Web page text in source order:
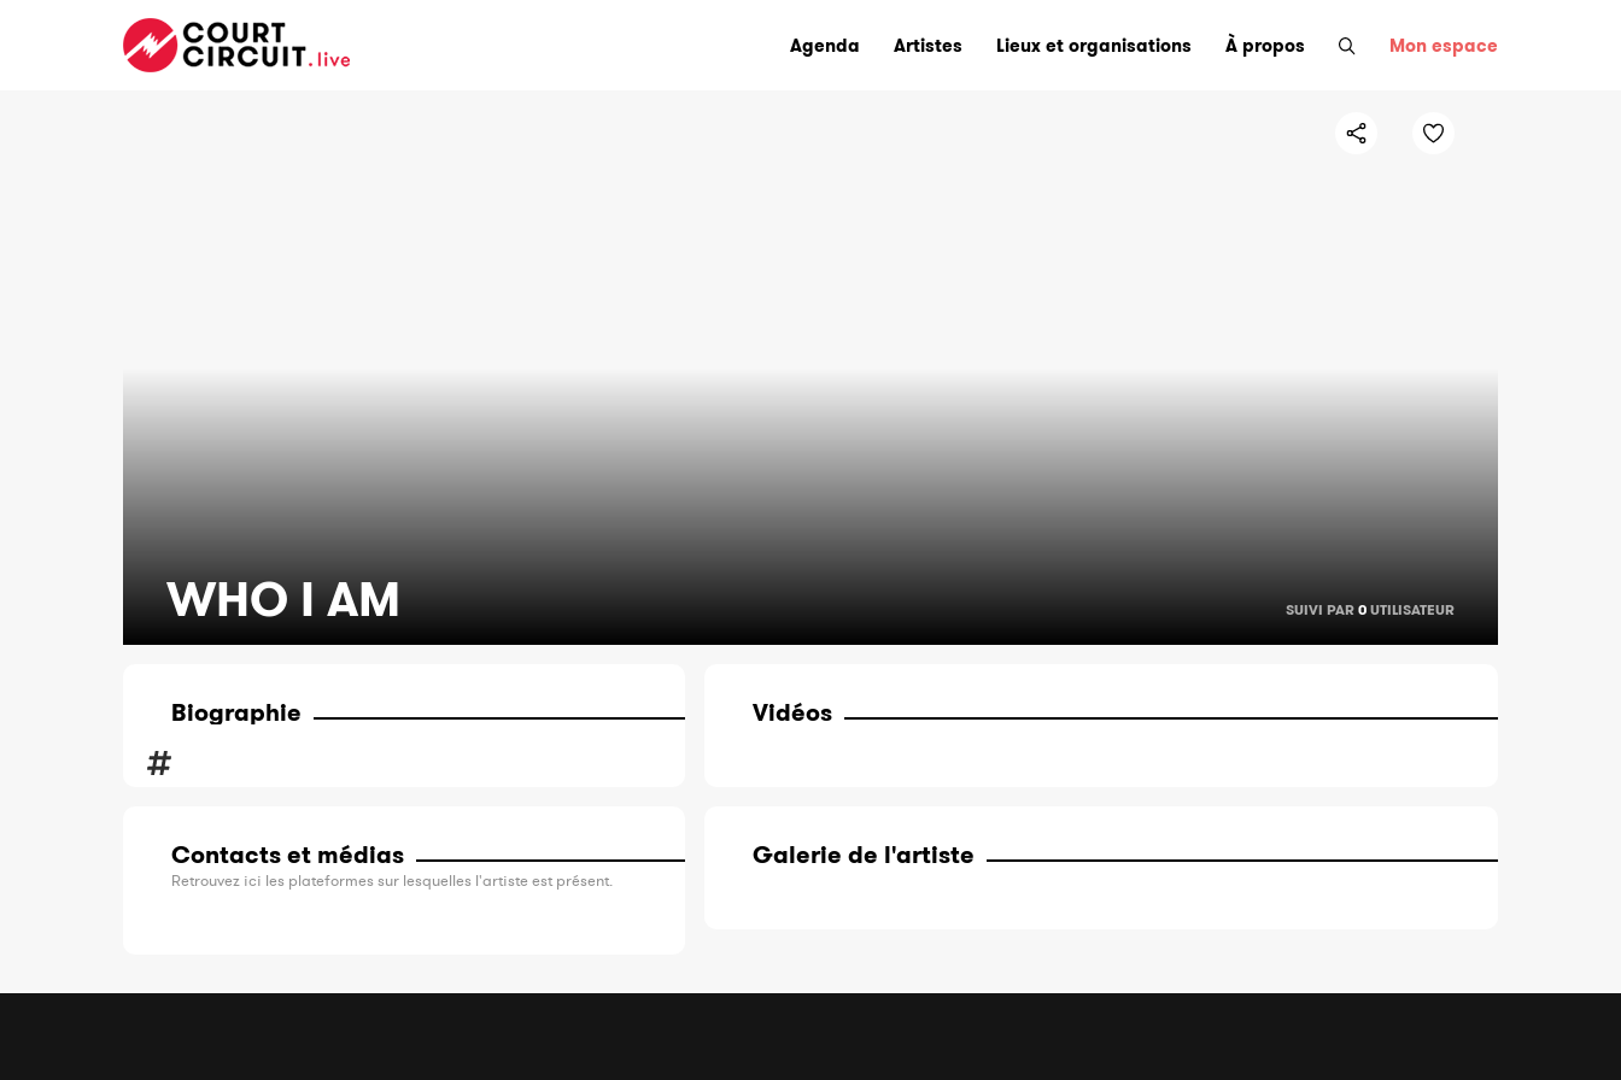
Agenda Artistes Lieux et organisations À propos Mon espace
WHO I AM SUIVI PAR 0 UTILISATEUR
Biographie
Contacts et médias
Retrouvez ici les plateformes sur lesquelles l'artiste est présent.
Vidéos
Galerie de l'artiste